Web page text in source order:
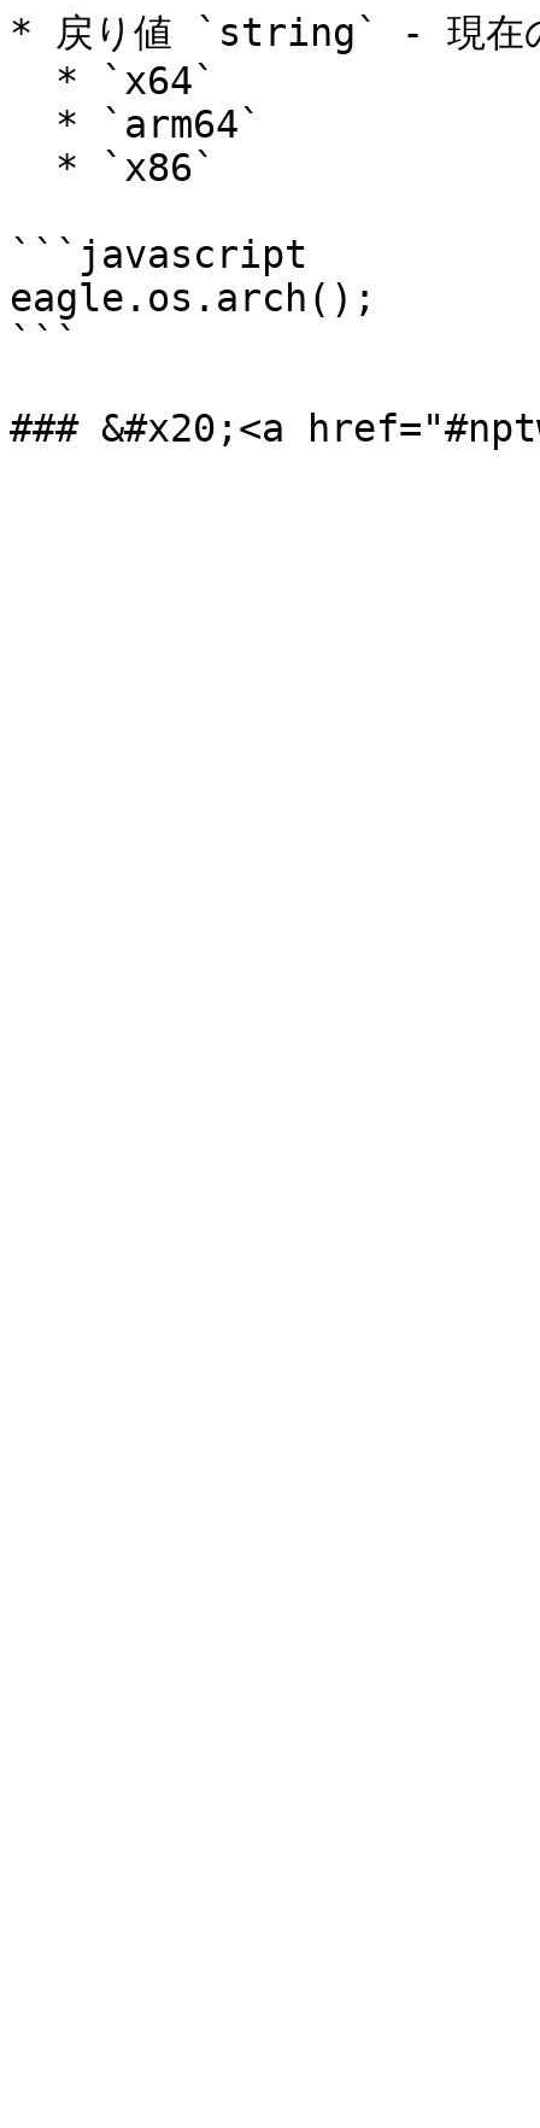
* 戻り値 `string` - 現在の
```javascript
eagle.os.arch();
```